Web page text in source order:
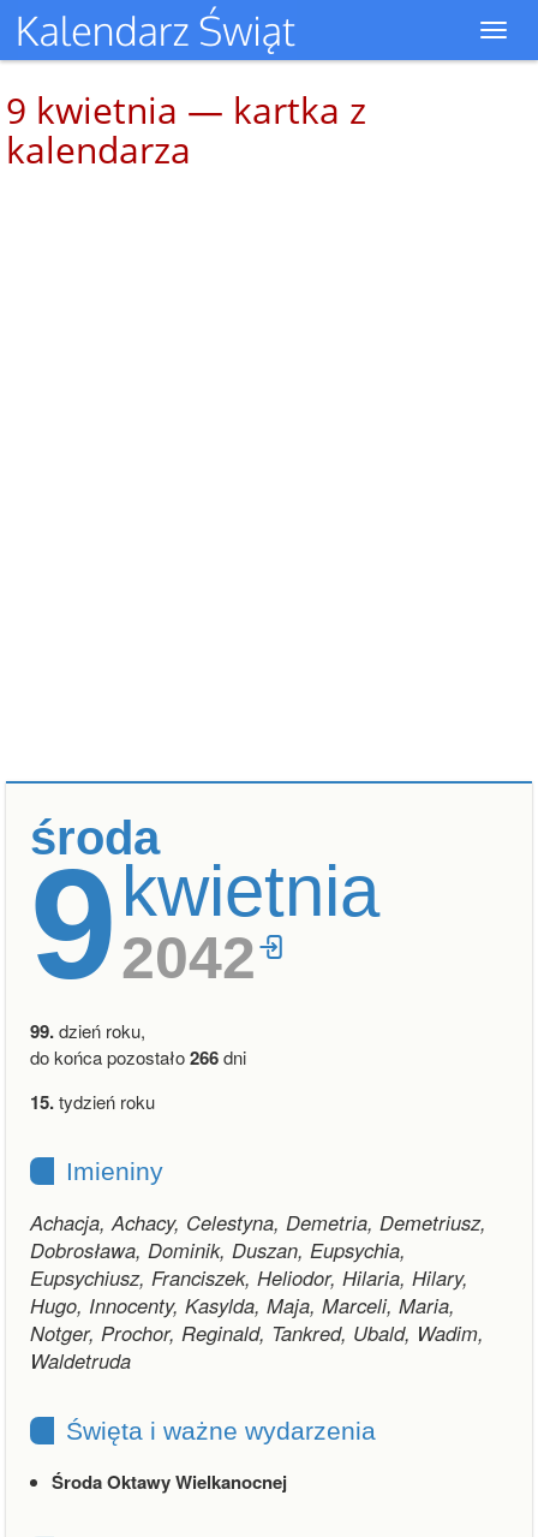
9 kwietnia — kartka z
kalendarza
środa
9kwietnia
2042
99.dzień roku,
do końca pozostało266dni
15.tydzień roku
Imieniny
Achacja, Achacy, Celestyna, Demetria, Demetriusz,
Dobrosława, Dominik, Duszan, Eupsychia,
Eupsychiusz, Franciszek, Heliodor, Hilaria, Hilary,
Hugo, Innocenty, Kasylda, Maja, Marceli, Maria,
Notger, Prochor, Reginald, Tankred, Ubald, Wadim,
Waldetruda
Święta i ważne wydarzenia
Środa Oktawy Wielkanocnej